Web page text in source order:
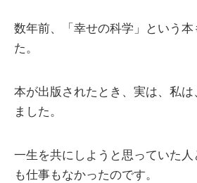
数年前、「幸せの科学」という
た。
本が出版されたとき、実は、私は
ました。
一生を共にしようと思っていた
も仕事もなかったのです。